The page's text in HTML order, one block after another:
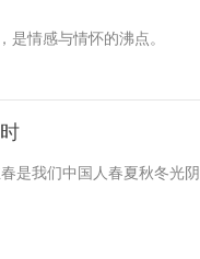
情感与情怀的沸点。
是我们中国人春夏秋冬光